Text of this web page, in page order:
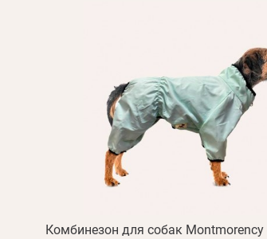
Комбинезон для собак Montmorency